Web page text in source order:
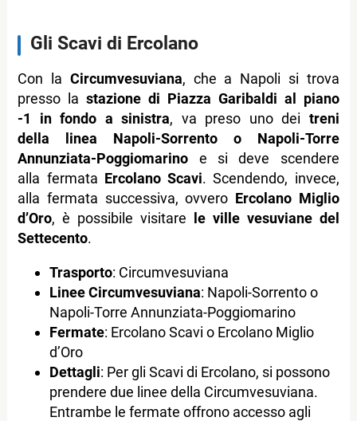
Gli Scavi di Ercolano
Con la Circumvesuviana, che a Napoli si trova
presso lastazione di Piazza Garibaldi al piano
-1 in fondo a sinistra, va preso uno dei treni
della linea Napoli-Sorrento o Napoli-Torre
Annunziata-Poggiomarino e si deve scendere
alla fermata Ercolano Scavi. Scendendo, invece,
alla fermata successiva, ovvero Ercolano Miglio
d’Oro, è possibile visitare
le ville vesuviane del
Settecento.
Trasporto: Circumvesuviana
Linee Circumvesuviana: Napoli-Sorrento o
Napoli-Torre Annunziata-Poggiomarino
Fermate: Ercolano Scavi o Ercolano Miglio
d’Oro
Dettagli: Per gli Scavi di Ercolano, si possono
prendere due linee della Circumvesuviana.
Entrambe le fermate offrono accesso agli